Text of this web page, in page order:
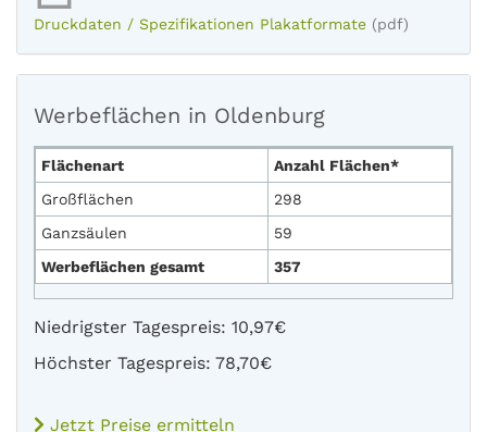
Druckdaten / Spezifikationen Plakatformate (pdf)
Werbeflächen in Oldenburg
Flächenart
Anzahl Flächen*
Großflächen
298
Ganzsäulen
59
Werbeflächen gesamt
357
Niedrigster Tagespreis: 10,97€
Höchster Tagespreis: 78,70€
Jetzt Preise ermitteln